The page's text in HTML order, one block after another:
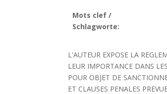
Mots clef /
Schlagworte:
L'AUTEUR EXPOSE LA
LEUR IMPORTANCE DANS
POUR OBJET DE
ET CLAUSES PENALES